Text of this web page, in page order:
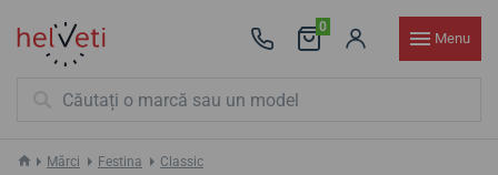
0
Menu
Mărci Festina Classic